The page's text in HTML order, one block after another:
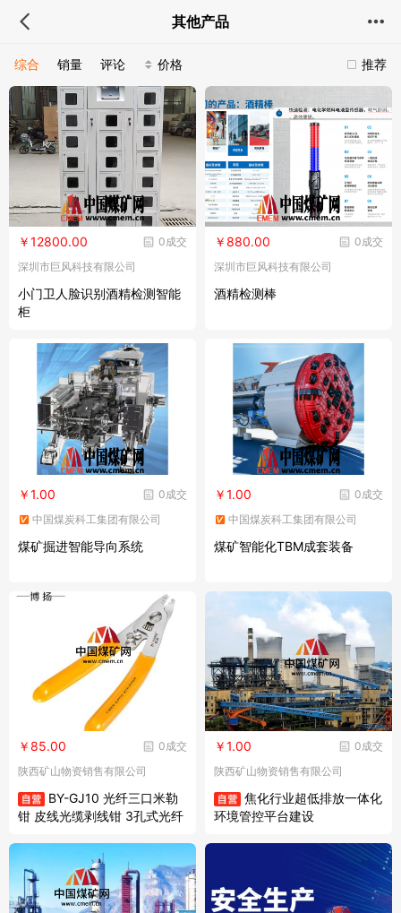
其他产品
推荐
综合 销量 评论 价格
0成交
￥12800.00
深圳市巨风科技有限公司
小门卫人脸识别酒精检测智能
柜
0成交
￥880.00
深圳市巨风科技有限公司
酒精检测棒
0成交
￥1.00
中国煤炭科工集团有限公司
煤矿掘进智能导向系统
0成交
￥1.00
中国煤炭科工集团有限公司
煤矿智能化TBM成套装备
0成交
￥85.00
陕西矿山物资销售有限公司
BY-GJ10 光纤三口米勒
钳 皮线光缆剥线钳 3孔式光纤
0成交
￥1.00
陕西矿山物资销售有限公司
焦化行业超低排放一体化
环境管控平台建设